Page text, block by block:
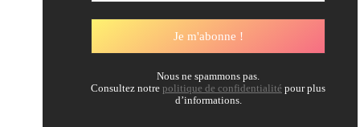
Nous ne spammons pas.
Consultez notre politique de confidentialité pour plus
d’informations.